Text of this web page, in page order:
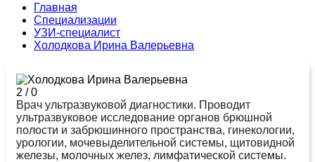
Главная
Специализации
УЗИ-специалист
Холодкова Ирина Валерьевна
2 /0
Врач ультразвуковой диагностики. Проводит
ультразвуковое исследование органов брюшной
полости и забрюшинного пространства, гинекологии,
урологии, мочевыделительной системы, щитовидной
железы, молочных желез, лимфатической системы.